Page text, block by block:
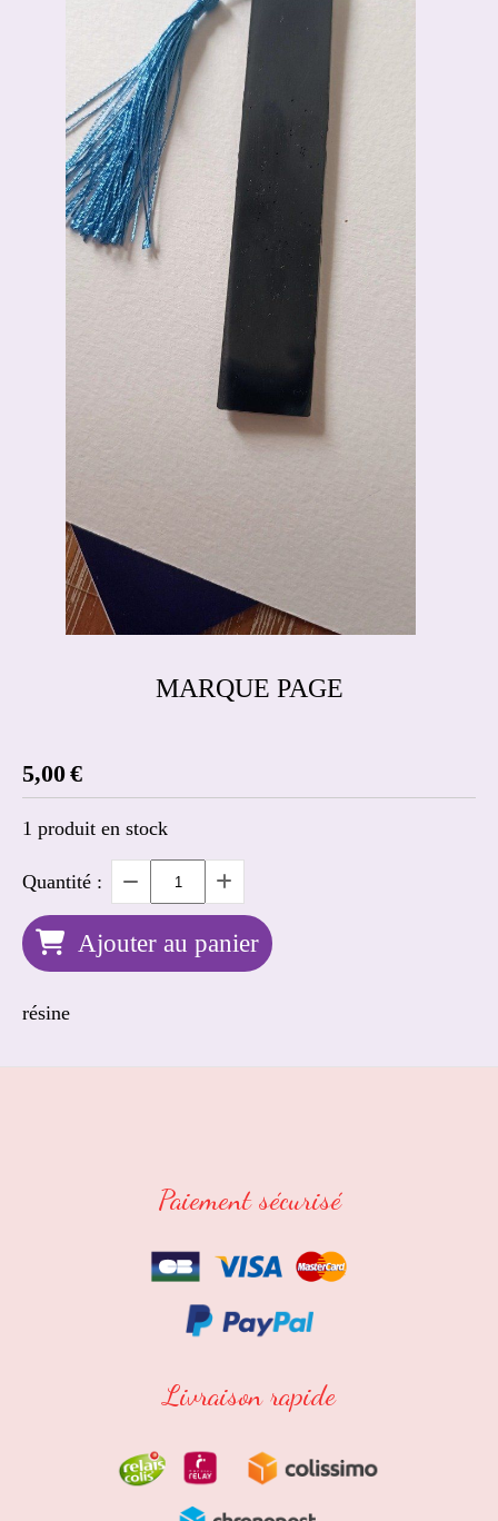
MARQUE PAGE
5,00€
1 produit en stock
Quantité :
Ajouter au panier
résine
Paiement sécurisé
Livraison rapide